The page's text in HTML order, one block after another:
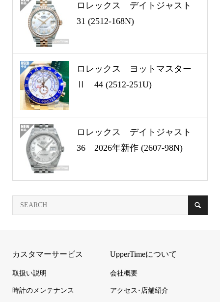
ロレックス デイトジャスト
31 (2512-168N)
ロレックス ヨットマスター
Ⅱ 44 (2512-251U)
ロレックス デイトジャスト
36 2026年新作 (2607-98N)
カスタマーサービス
取扱い説明
時計のメンテナンス
UpperTimeについて
会社概要
アクセス･店舗紹介